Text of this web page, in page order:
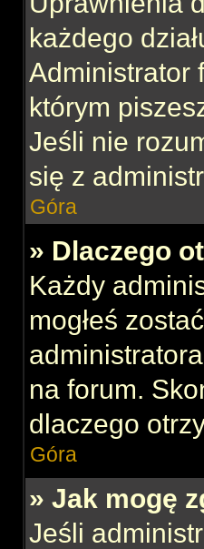
każdego
Administrator
którym
Jeśli nie
się z
Góra
» Dlaczego
Każdy
mogłeś
na forum.
dlaczego
Góra
» Jak mogę
Jeśli